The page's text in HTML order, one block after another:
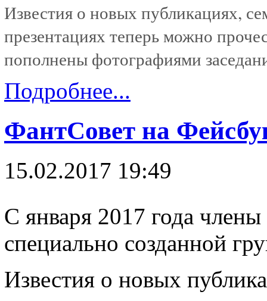
Известия о новых публикациях,
презентациях теперь можно
пополнены фотографиями
Подробнее...
ФантСовет на
15.02.2017 19:49
C января 2017 года
специально созданной
Известия о новых